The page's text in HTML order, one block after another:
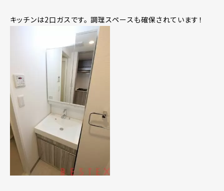
キッチンは2口ガスです。 調理スペースも確保されています！